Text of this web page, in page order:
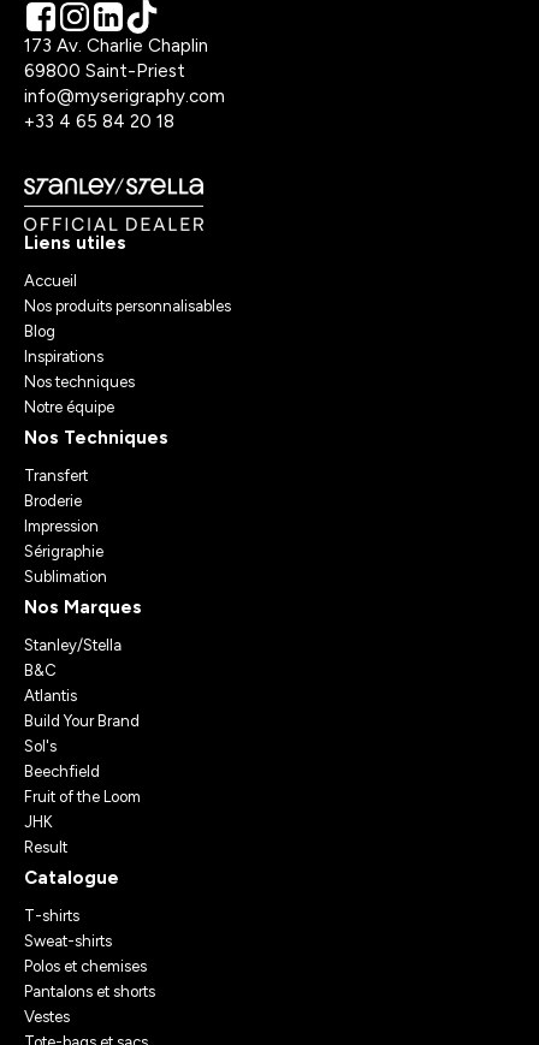
173 Av. Charlie Chaplin
69800 Saint-Priest
info@myserigraphy.com
+33 4 65 84 20 18
Liens utiles
Accueil
Nos produits personnalisables
Blog
Inspirations
Nos techniques
Notre équipe
Nos Techniques
Transfert
Broderie
Impression
Sérigraphie
Sublimation
Nos Marques
Stanley/Stella
B&C
Atlantis
Build Your Brand
Sol's
Beechfield
Fruit of the Loom
JHK
Result
Catalogue
T-shirts
Sweat-shirts
Polos et chemises
Pantalons et shorts
Vestes